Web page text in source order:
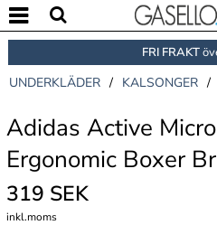
FRI FRAKT
UNDERKLÄDER / KALSONGER /
Adidas Active
Ergonomic Boxer
319 SEK
inkl.moms